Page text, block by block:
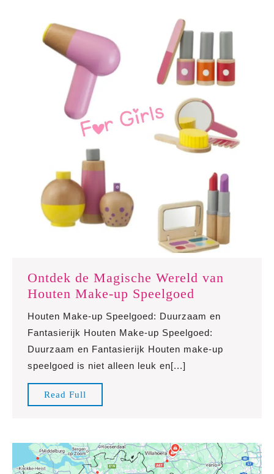
Ontdek de Magische Wereld van
Houten Make-up Speelgoed
Magische
Wereld
van
Houten Make-up Speelgoed: Duurzaam en
Fantasierijk Houten Make-up Speelgoed:
Duurzaam en Fantasierijk Houten make-up
speelgoed is niet alleen leuk en[...]
Read Full
Full